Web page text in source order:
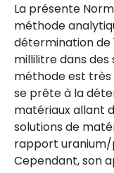
La présente
méthode
détermination de
millilitre dans des
méthode est très
se prête à la
matériaux allant
solutions de
rapport uranium/
Cependant, son